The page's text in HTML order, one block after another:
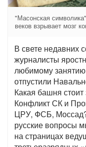
"Масонская
веков взрывает мозг
В свете недавних
журналисты
любимому
отпустили
Какая башня
Конфликт СК и
ЦРУ, ФСБ,
русские вопросы
на страницах